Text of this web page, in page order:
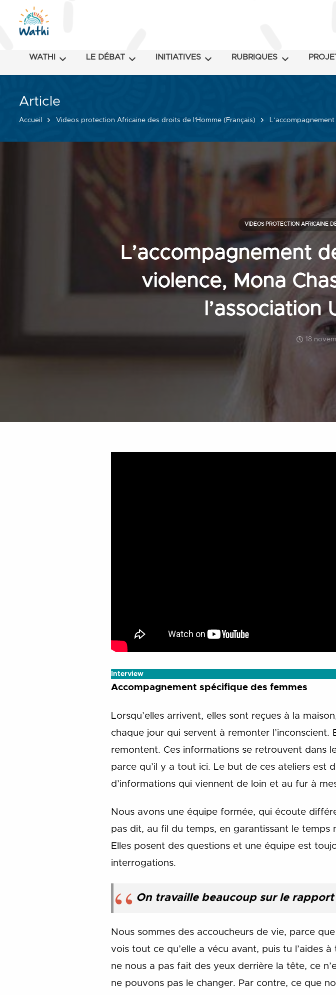
WATHI LE DÉBAT INITIATIVES RUBRIQUES
Article
Accueil Videos protection Africaine des droits de l'Homme (Français)
L’accompagnement
violence, Mona
l’association
18
VIDEOS PROTECTION AFRICAINE
Interview
Accompagnement spécifique des femmes
Lorsqu’elles arrivent, elles sont reçues à la
chaque jour qui servent à remonter
remontent. Ces informations se retrouvent dans
parce qu’il y a tout ici. Le but de ces ateliers est
d’informations qui viennent de loin et au fur à
Nous avons une équipe formée, qui écoute
pas dit, au fil du temps, en garantissant le temps
Elles posent des questions et une équipe est
interrogations.
On travaille beaucoup sur le
Nous sommes des accoucheurs de vie, parce
vois tout ce qu’elle a vécu avant, puis tu l’aides
ne nous a pas fait des yeux derrière la tête, ce
ne pouvons pas le changer. Par contre, ce que